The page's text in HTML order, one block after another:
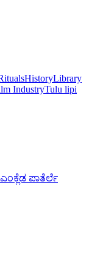
HistoryLibrary
IndustryTulu lipi
ಎಂಕ್ಲೆಡ ಪಾತೆರ್ಲೆ